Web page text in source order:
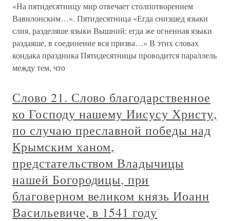
«На пятидесятницу мир отвечает столпотворением
Вавилонским…». Пятидесятница «Егда снизшед языки
слия, разделяше языки Вышний; егда же огненная языки
раздаяше, в соединение вся призва…» В этих словах
кондака праздника Пятидесятницы проводится параллель
между тем, что
Слово 21. Слово благодарственное
ко Господу нашему Иисусу Христу,
по случаю преславной победы над
Крымским ханом,
предстательством Владычицы
нашей Богородицы, при
благоверном великом князь Иоанн
Васильевиче, в 1541 году